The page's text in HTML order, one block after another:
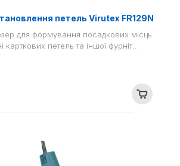
петель Virutex FR129N
для формування посадкових місць
петель та іншої фурніт..